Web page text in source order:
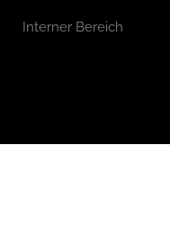
Interner Bereich